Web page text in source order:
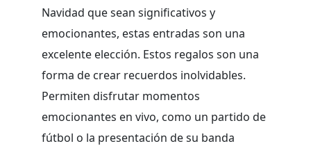
Navidad que sean significativos y
emocionantes, estas entradas son una
excelente elección. Estos regalos son una
forma de crear recuerdos inolvidables.
Permiten disfrutar momentos
emocionantes en vivo, como un partido de
fútbol o la presentación de su banda